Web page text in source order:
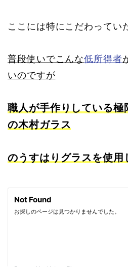
ここには特にこだわってい
普段使いでこんな低所得者
いのですが
職人が手作りしている極
の木村ガラス
のうすはりグラスを使用